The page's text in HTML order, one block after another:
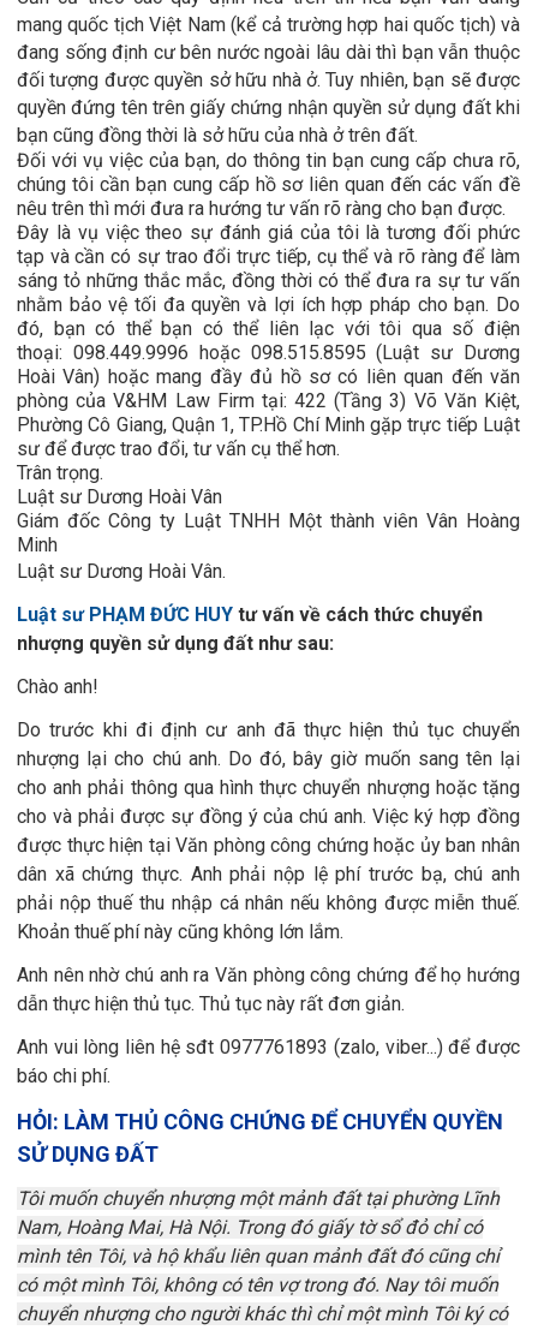
mang quốc tịch Việt Nam (kể cả trường hợp hai quốc tịch) và
đang sống định cư bên nước ngoài lâu dài thì bạn vẫn thuộc
đối tượng được quyền sở hữu nhà ở. Tuy nhiên, bạn sẽ được
quyền đứng tên trên giấy chứng nhận quyền sử dụng đất khi
bạn cũng đồng thời là sở hữu của nhà ở trên đất.
Đối với vụ việc của bạn, do thông tin bạn cung cấp chưa rõ,
chúng tôi cần bạn cung cấp hồ sơ liên quan đến các vấn đề
nêu trên thì mới đưa ra hướng tư vấn rõ ràng cho bạn được.
Đây là vụ việc theo sự đánh giá của tôi là tương đối phức
tạp và cần có sự trao đổi trực tiếp, cụ thể và rõ ràng để làm
sáng tỏ những thắc mắc, đồng thời có thể đưa ra sự tư vấn
nhằm bảo vệ tối đa quyền và lợi ích hợp pháp cho bạn. Do
đó, bạn có thể bạn có thể liên lạc với tôi qua số điện
thoại: 098.449.9996 hoặc 098.515.8595 (Luật sư Dương
Hoài Vân) hoặc mang đầy đủ hồ sơ có liên quan đến văn
phòng của V&HM Law Firm tại: 422 (Tầng 3) Võ Văn Kiệt,
Phường Cô Giang, Quận 1, TP.Hồ Chí Minh gặp trực tiếp Luật
sư để được trao đổi, tư vấn cụ thể hơn.
Trân trọng.
Luật sư Dương Hoài Vân
Giám đốc Công ty Luật TNHH Một thành viên Vân Hoàng
Minh
Luật sư Dương Hoài Vân.
Luật sư PHẠM ĐỨC HUY tư vấn về cách thức chuyển
nhượng quyền sử dụng đất như sau:
Chào anh!
Do trước khi đi định cư anh đã thực hiện thủ tục chuyển
nhượng lại cho chú anh. Do đó, bây giờ muốn sang tên lại
cho anh phải thông qua hình thực chuyển nhượng hoặc tặng
cho và phải được sự đồng ý của chú anh. Việc ký hợp đồng
được thực hiện tại Văn phòng công chứng hoặc ủy ban nhân
dân xã chứng thực. Anh phải nộp lệ phí trước bạ, chú anh
phải nộp thuế thu nhập cá nhân nếu không được miễn thuế.
Khoản thuế phí này cũng không lớn lắm.
Anh nên nhờ chú anh ra Văn phòng công chứng để họ hướng
dẫn thực hiện thủ tục. Thủ tục này rất đơn giản.
Anh vui lòng liên hệ sđt 0977761893 (zalo, viber...) để được
báo chi phí.
HỎI: LÀM THỦ CÔNG CHỨNG ĐỂ CHUYỂN QUYỀN
SỬ DỤNG ĐẤT
Tôi muốn chuyển nhượng một mảnh đất tại phường Lĩnh
Nam, Hoàng Mai, Hà Nội. Trong đó giấy tờ sổ đỏ chỉ có
mình tên Tôi, và hộ khẩu liên quan mảnh đất đó cũng chỉ
có một mình Tôi, không có tên vợ trong đó. Nay tôi muốn
chuyển nhượng cho người khác thì chỉ một mình Tôi ký có